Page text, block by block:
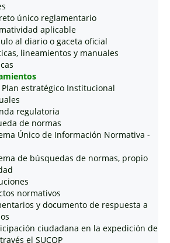
único reglamentario
aplicable
al diario o gaceta oficial
lineamientos y manuales
Plan estratégico Institucional
regulatoria
de normas
Único de Información Normativa -
de búsquedas de normas, propio
normativos
y documento de respuesta a
ciudadana en la expedición de
el SUCOP